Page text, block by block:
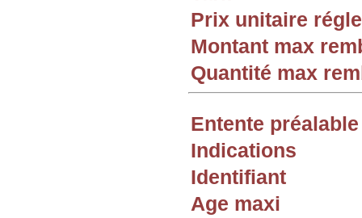
Prix unitaire
Montant max
Quantité max
Entente préalable
Indications
Identifiant
Age maxi